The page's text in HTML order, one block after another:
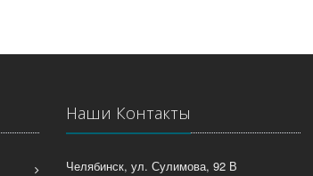
Наши Контакты
Челябинск, ул. Сулимова, 92 В